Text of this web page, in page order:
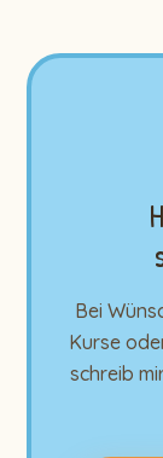
Bei
Kurse
schreib